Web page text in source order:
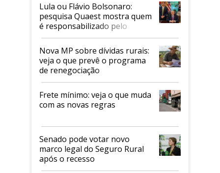
Lula ou Flávio Bolsonaro:
pesquisa Quaest mostra quem
é responsabilizado pelo
tarifaço dos EUA
Nova MP sobre dívidas rurais:
veja o que prevê o programa
de renegociação
Frete mínimo: veja o que muda
com as novas regras
Senado pode votar novo
marco legal do Seguro Rural
após o recesso